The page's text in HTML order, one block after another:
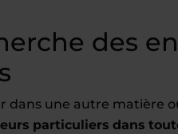
des
dans une autre matière
particuliers dans